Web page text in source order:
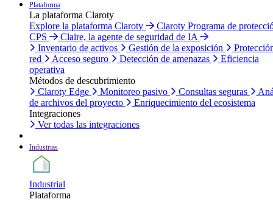
Plataforma
La plataforma Claroty
Explore la plataforma Claroty
Claroty Programa de
CPS
Claire, la agente de seguridad de IA
Inventario de activos
Gestión de la exposición
red
Acceso seguro Detección de amenazas
Eficiencia
operativa
Métodos de descubrimiento
Claroty Edge
Monitoreo pasivo Consultas seguras
de archivos del proyecto
Enriquecimiento del ecosistema
Integraciones
Ver todas las integraciones
Industrias
Industrial
Plataforma